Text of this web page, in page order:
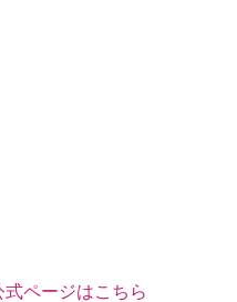
ページはこちら